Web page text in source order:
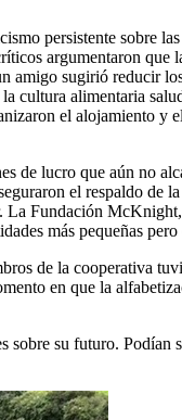
persistente sobre
argumentaron que
sugirió reducir
cultura alimentaria
el alojamiento y
de lucro que aún no
el respaldo
Fundación
más pequeñas pero
de la cooperativa
en que la
sobre su futuro.